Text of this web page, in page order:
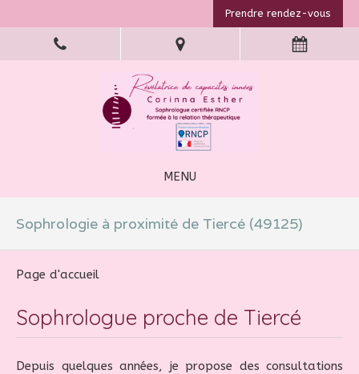
Prendre rendez-vous
MENU
Sophrologie à proximité de Tiercé (49125)
Page d'accueil
Sophrologue proche de Tiercé
Depuis quelques années, je propose des consultations